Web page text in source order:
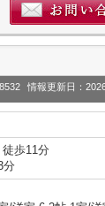
情報更新日：
徒歩11分
分